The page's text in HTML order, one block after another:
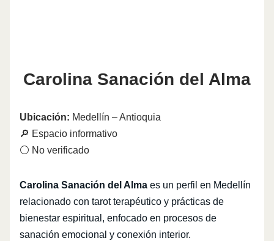
Carolina Sanación del Alma
Ubicación: Medellín – Antioquia
🔎 Espacio informativo
⚪ No verificado
Carolina Sanación del Alma es un perfil en Medellín
relacionado con tarot terapéutico y prácticas de
bienestar espiritual, enfocado en procesos de
sanación emocional y conexión interior.